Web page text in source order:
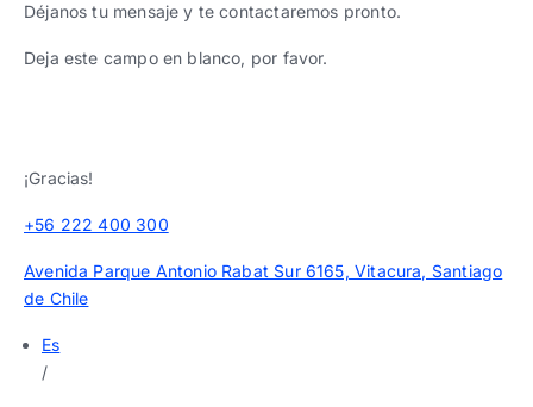
Déjanos tu mensaje y te contactaremos pronto.
Deja este campo en blanco, por favor.
¡Gracias!
+56 222 400 300
Avenida Parque Antonio Rabat Sur 6165, Vitacura, Santiago
de Chile
Es
/